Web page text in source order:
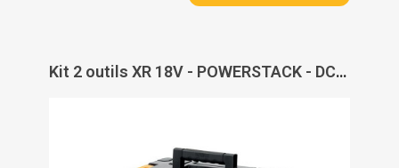
Kit 2 outils XR 18V - POWERSTACK - DCK2050H2T-QW - DEWALT